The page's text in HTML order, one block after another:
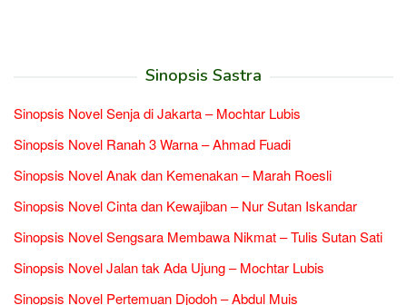
Sinopsis Sastra
Sinopsis Novel Senja di Jakarta – Mochtar Lubis
Sinopsis Novel Ranah 3 Warna – Ahmad Fuadi
Sinopsis Novel Anak dan Kemenakan – Marah Roesli
Sinopsis Novel Cinta dan Kewajiban – Nur Sutan Iskandar
Sinopsis Novel Sengsara Membawa Nikmat – Tulis Sutan Sati
Sinopsis Novel Jalan tak Ada Ujung – Mochtar Lubis
Sinopsis Novel Pertemuan Djodoh – Abdul Muis